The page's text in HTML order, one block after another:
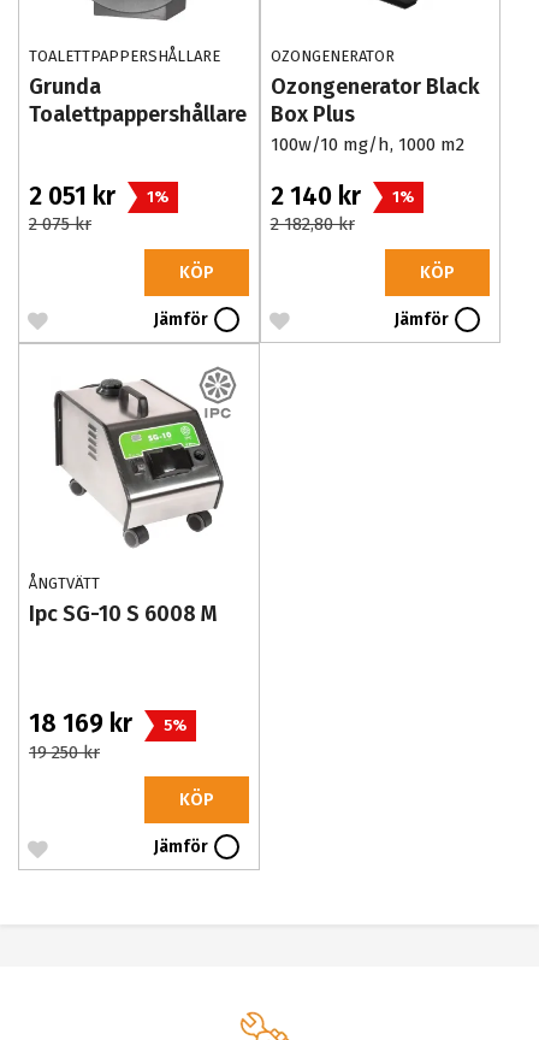
TOALETTPAPPERSHÅLLARE
Grunda
Toalettpappershållare
2 051 kr 1%
2 075 kr
KÖP
Jämför
OZONGENERATOR
Ozongenerator Black
Box Plus
100w/10 mg/h, 1000 m2
2 140 kr 1%
2 182,80 kr
KÖP
Jämför
ÅNGTVÄTT
Ipc SG-10 S 6008 M
18 169 kr 5%
19 250 kr
KÖP
Jämför